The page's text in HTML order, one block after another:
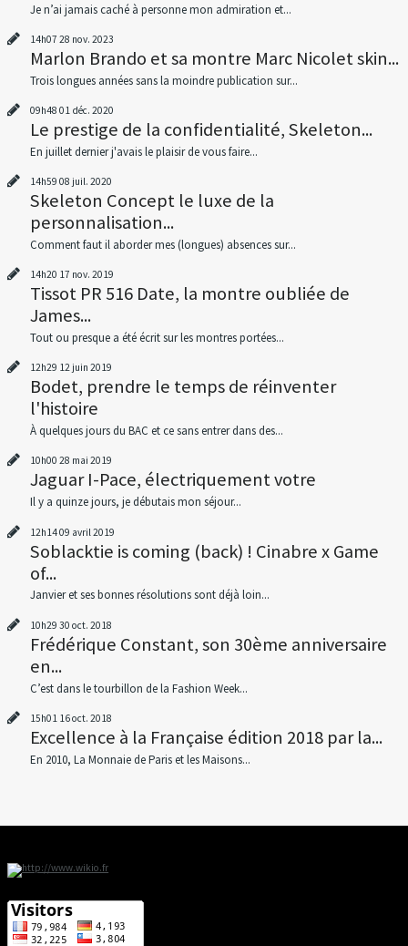
Je n’ai jamais caché à personne mon admiration et...
14h07 28 nov. 2023
Marlon Brando et sa montre Marc Nicolet skin...
Trois longues années sans la moindre publication sur...
09h48 01 déc. 2020
Le prestige de la confidentialité, Skeleton...
En juillet dernier j'avais le plaisir de vous faire...
14h59 08 juil. 2020
Skeleton Concept le luxe de la
personnalisation...
Comment faut il aborder mes (longues) absences sur...
14h20 17 nov. 2019
Tissot PR 516 Date, la montre oubliée de
James...
Tout ou presque a été écrit sur les montres portées...
12h29 12 juin 2019
Bodet, prendre le temps de réinventer
l'histoire
À quelques jours du BAC et ce sans entrer dans des...
10h00 28 mai 2019
Jaguar I-Pace, électriquement votre
Il y a quinze jours, je débutais mon séjour...
12h1409 avril 2019
Soblacktie is coming (back) ! Cinabre x Game
of...
Janvier et ses bonnes résolutions sont déjà loin...
10h29 30 oct. 2018
Frédérique Constant, son 30ème anniversaire
en...
C’est dans le tourbillon de la Fashion Week...
15h01 16oct. 2018
Excellence à la Française édition 2018 par la...
En 2010, La Monnaie de Paris et les Maisons...